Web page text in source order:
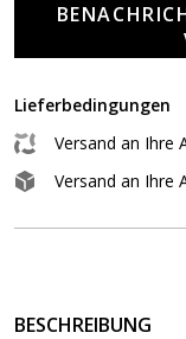
Lieferbedingungen
Versand an Ihre
Versand an Ihre
BESCHREIBUNG